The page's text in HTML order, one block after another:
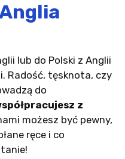
lub do Polski z Anglii
Radość, tęsknota, czy
do
z
możesz być pewny,
ręce i co